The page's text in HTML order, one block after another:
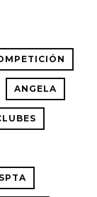
ANGELA
SPTA